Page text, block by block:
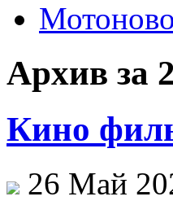
Архив за
Кино
26 Май